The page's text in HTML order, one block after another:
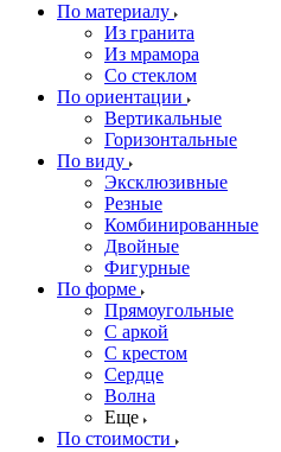
По материалу
Из гранита
Из мрамора
Со стеклом
По ориентации
Вертикальные
Горизонтальные
По виду
Эксклюзивные
Резные
Комбинированные
Двойные
Фигурные
По форме
Прямоугольные
С аркой
С крестом
Сердце
Волна
Еще
По стоимости